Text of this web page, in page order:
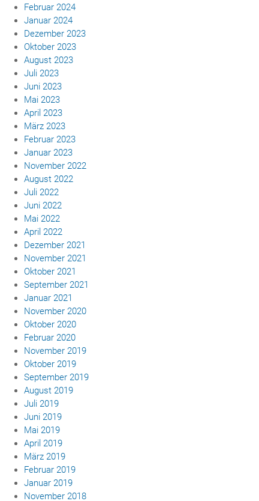
Februar 2024
Januar 2024
Dezember 2023
Oktober 2023
August 2023
Juli 2023
Juni 2023
Mai 2023
April 2023
März 2023
Februar 2023
Januar 2023
November 2022
August 2022
Juli 2022
Juni 2022
Mai 2022
April 2022
Dezember 2021
November 2021
Oktober 2021
September 2021
Januar 2021
November 2020
Oktober 2020
Februar 2020
November 2019
Oktober 2019
September 2019
August 2019
Juli 2019
Juni 2019
Mai 2019
April 2019
März 2019
Februar 2019
Januar 2019
November 2018